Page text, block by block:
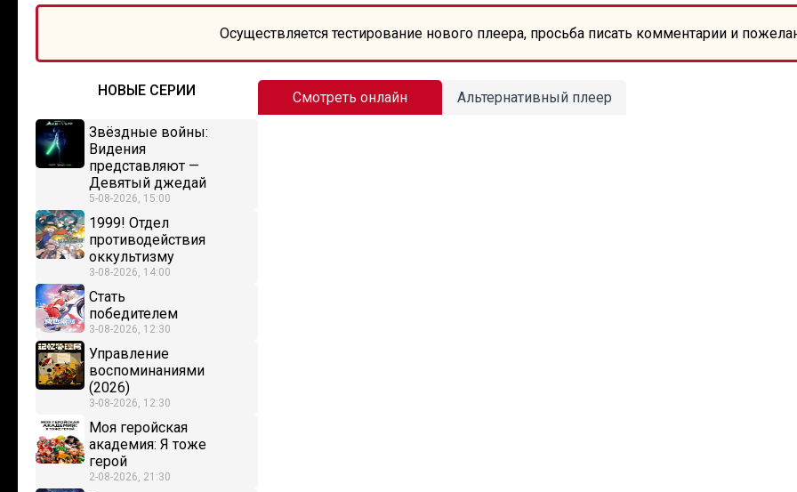
Осуществляется тестирование нового плеера, просьба писать комментарии и
НОВЫЕ СЕРИИ
Звёздные войны:
Видения
представляют —
Девятый джедай
5-08-2026, 15:00
1999! Отдел
противодействия
оккультизму
3-08-2026, 14:00
Стать
победителем
3-08-2026, 12:30
Управление
воспоминаниями
(2026)
3-08-2026, 12:30
Моя геройская
академия: Я тоже
герой
2-08-2026, 21:30
Смотреть онлайн Альтернативный плеер